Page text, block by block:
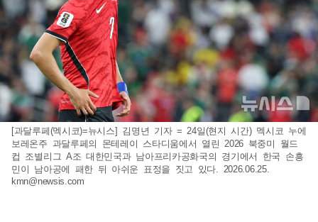
[과달루페(멕시코)=뉴시스] 김명년 기자 = 24일(현지 시간) 멕시코 누에
보레온주 과달루페의 몬테레이 스타디움에서 열린 2026 북중미 월드
컵 조별리그 A조 대한민국과 남아프리카공화국의 경기에서 한국 손흥
민이 남아공에 패한 뒤 아쉬운 표정을 짓고 있다. 2026.06.25.
kmn@newsis.com